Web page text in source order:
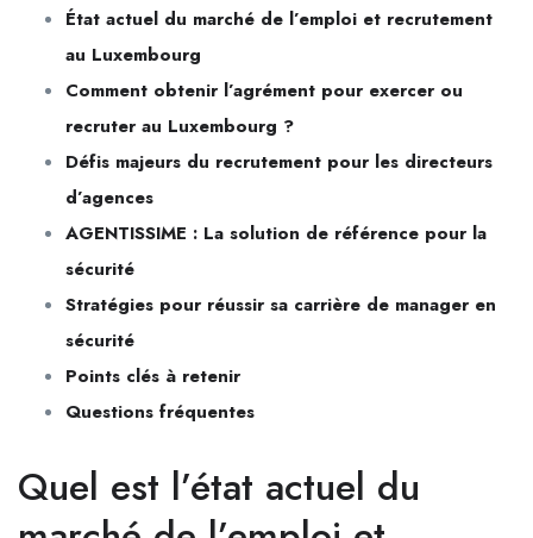
État actuel du marché de l’emploi et recrutement
au Luxembourg
Comment obtenir l’agrément pour exercer ou
recruter au Luxembourg ?
Défis majeurs du recrutement pour les directeurs
d’agences
AGENTISSIME : La solution de référence pour la
sécurité
Stratégies pour réussir sa carrière de manager en
sécurité
Points clés à retenir
Questions fréquentes
Quel est l’état actuel du